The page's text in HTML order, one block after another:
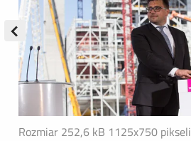
Rozmiar 252,6 kB 1125x750 pikseli